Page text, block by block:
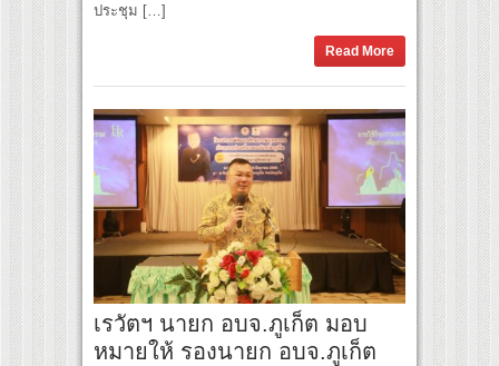
ประชุม […]
Read More
เรวัตฯ นายก อบจ.ภูเก็ต มอบ
หมายให้ รองนายก อบจ.ภูเก็ต